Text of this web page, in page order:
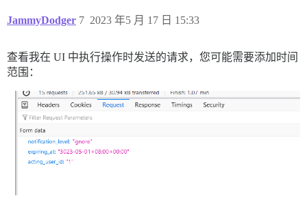
JammyDodger 2023 年5 月 17 日 15:33
7
查看我在 UI 中执行操作时发送的请求，您可能需要添加时间
范围：